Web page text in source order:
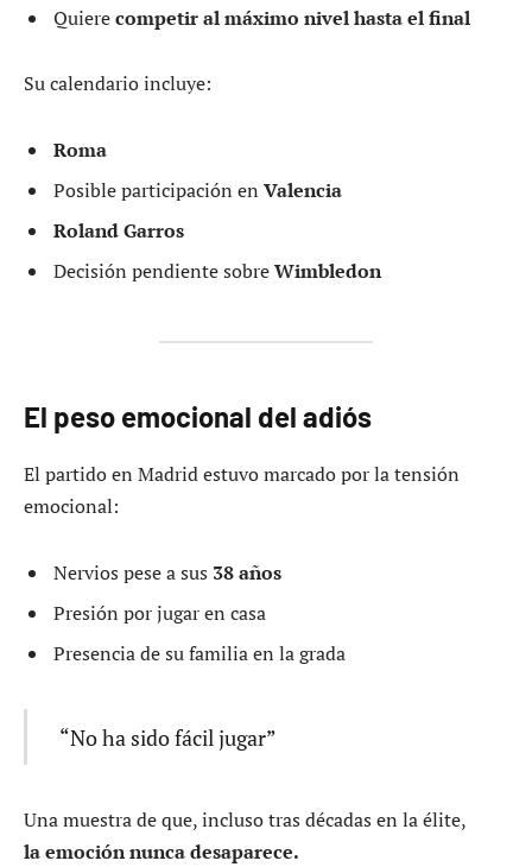
Quierecompetir al máximo nivel hasta el final
Su calendario incluye:
Roma
Posible participación en Valencia
Roland Garros
Decisión pendiente sobreWimbledon
El peso emocional del adiós
El partido en Madrid estuvo marcado por la tensión
emocional:
Nervios pese a sus 38 años
Presión por jugar en casa
Presencia de su familia en la grada
“No ha sido fácil jugar”
Una muestra de que, incluso tras décadas en la élite,
la emoción nunca desaparece.